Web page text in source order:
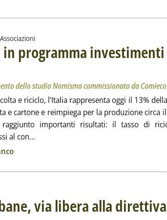
in programma
dal Pnrr. L'aggiornamento dello studio Nomisma commissionato da
11 aprile 2024 alle 10.43.
dello studio Nomisma commissionato da Comieco
e riciclo, l'Italia rappresenta oggi il 13%
e cartone e reimpiega per la produzione circa
importanti risultati: il tasso di
al con... Leggi tutta la notizia: 'Carta e
notizia
via libera alla direttiva